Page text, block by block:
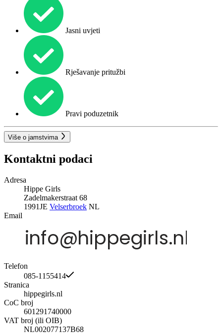
Jasni uvjeti
Rješavanje pritužbi
Pravi poduzetnik
Više o jamstvima
Kontaktni podaci
Adresa
Hippe Girls
Zadelmakerstraat 68
1991JE Velserbroek NL
Email
Telefon
085-1155414
Stranica
hippegirls.nl
CoC broj
601291740000
VAT broj (ili OIB)
NL002077137B68